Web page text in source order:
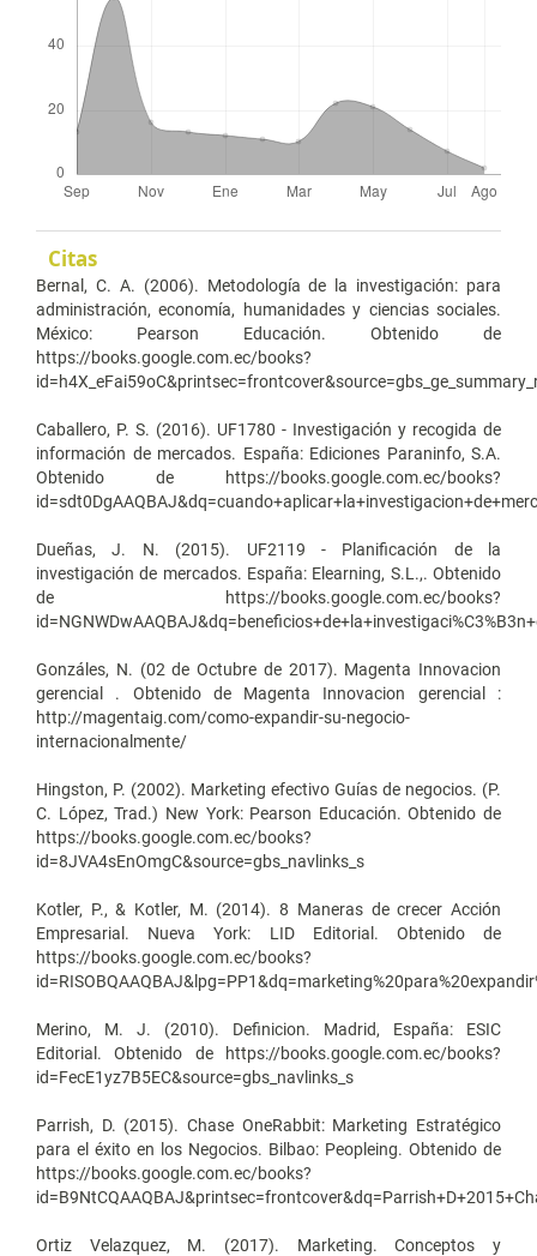
Citas
Bernal, C. A. (2006). Metodología de la investigación: para
administración, economía, humanidades y ciencias sociales.
México: Pearson Educación. Obtenido de
https://books.google.com.ec/books?
Caballero, P. S. (2016). UF1780 - Investigación y recogida de
información de mercados. España: Ediciones Paraninfo, S.A.
Obtenido de https://books.google.com.ec/books?
Dueñas, J. N. (2015). UF2119 - Planificación de la
investigación de mercados. España: Elearning, S.L.,. Obtenido
de https://books.google.com.ec/books?
Gonzáles, N. (02 de Octubre de 2017). Magenta Innovacion
gerencial . Obtenido de Magenta Innovacion gerencial :
http://magentaig.com/como-expandir-su-negocio-
internacionalmente/
Hingston, P. (2002). Marketing efectivo Guías de negocios. (P.
C. López, Trad.) New York: Pearson Educación. Obtenido de
https://books.google.com.ec/books?
id=8JVA4sEnOmgC&source=gbs_navlinks_s
Kotler, P., & Kotler, M. (2014). 8 Maneras de crecer Acción
Empresarial. Nueva York: LID Editorial. Obtenido de
https://books.google.com.ec/books?
Merino, M. J. (2010). Definicion. Madrid, España: ESIC
Editorial. Obtenido de https://books.google.com.ec/books?
id=FecE1yz7B5EC&source=gbs_navlinks_s
Parrish, D. (2015). Chase OneRabbit: Marketing Estratégico
para el éxito en los Negocios. Bilbao: Peopleing. Obtenido de
https://books.google.com.ec/books?
Ortiz Velazquez, M. (2017). Marketing. Conceptos y